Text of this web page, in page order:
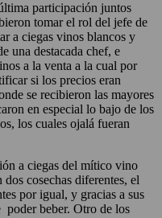
participación juntos
tomar el rol del jefe de
a ciegas vinos blancos y
una destacada chef, e
a la venta a la cual por
si los precios eran
se recibieron las mayores
en especial lo bajo de los
los cuales ojalá fueran
a ciegas del mítico vino
dos cosechas diferentes, el
por igual, y gracias a sus
poder beber. Otro de los